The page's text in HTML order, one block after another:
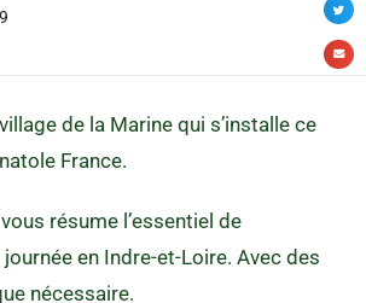
de la Marine qui s’installe ce
France.
résume l’essentiel de
journée en Indre-et-Loire. Avec des
nécessaire.